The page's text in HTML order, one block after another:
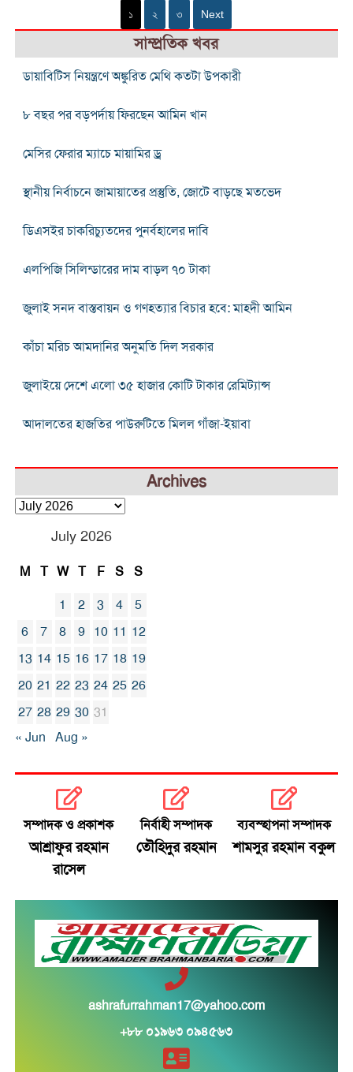
১ ২ ৩ Next
সাম্প্রতিক খবর
ডায়াবিটিস নিয়ন্ত্রণে অঙ্কুরিত মেথি কতটা উপকারী
৮ বছর পর বড়পর্দায় ফিরছেন আমিন খান
মেসির ফেরার ম্যাচে মায়ামির ড্র
স্থানীয় নির্বাচনে জামায়াতের প্রস্তুতি, জোটে বাড়ছে মতভেদ
ডিএসইর চাকরিচ্যুতদের পুনর্বহালের দাবি
এলপিজি সিলিন্ডারের দাম বাড়ল ৭০ টাকা
জুলাই সনদ বাস্তবায়ন ও গণহত্যার বিচার হবে: মাহদী আমিন
কাঁচা মরিচ আমদানির অনুমতি দিল সরকার
জুলাইয়ে দেশে এলো ৩৫ হাজার কোটি টাকার রেমিট্যান্স
আদালতের হাজতির পাউরুটিতে মিলল গাঁজা-ইয়াবা
Archives
Archives
July 2026
M T W T F S S
1 2 3 4
5
6
7 8 9 10 11 12
13 14 15 16 17 18 19
20 21 22 23 24 25 26
27 28 29 30 31
« Jun
Aug »
সম্পাদক ও প্রকাশক
আশ্রাফুর রহমান
রাসেল
নির্বাহী সম্পাদক
তৌহিদুর রহমান
ব্যবস্হাপনা সম্পাদক
শামসুর রহমান বকুল
ashrafurrahman17@yahoo.com
+৮৮ ০১৯৬৩ ০৯৪৫৬৩